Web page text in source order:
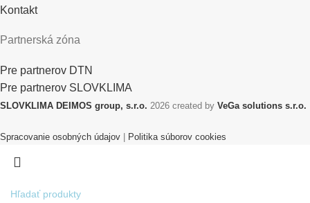
Kontakt
Partnerská zóna
Pre partnerov DTN
Pre partnerov SLOVKLIMA
SLOVKLIMA DEIMOS group, s.r.o. 2026 created by VeGa solutions s.r.o.
Spracovanie osobných údajov Politika súborov cookies